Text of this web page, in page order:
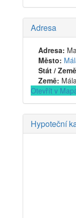
Adresa
Adresa:
Město:
Stát /
Země:
Otevřít v
Hypoteční